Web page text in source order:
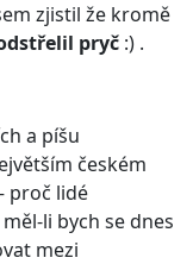
zjistil že kromě
pryč :) .
a píšu
českém
proč lidé
li bych se dnes
mezi